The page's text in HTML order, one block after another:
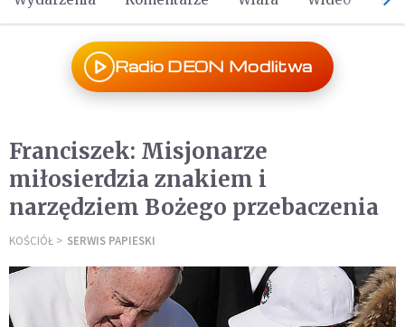
Radio DEON Modlitwa
Franciszek: Misjonarze
miłosierdzia znakiem i
narzędziem Bożego przebaczenia
KOŚCIÓŁ SERWIS PAPIESKI